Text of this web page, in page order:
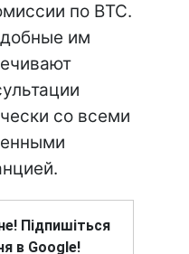
по ВТС.
им
со всеми
Підпишіться
в Google!